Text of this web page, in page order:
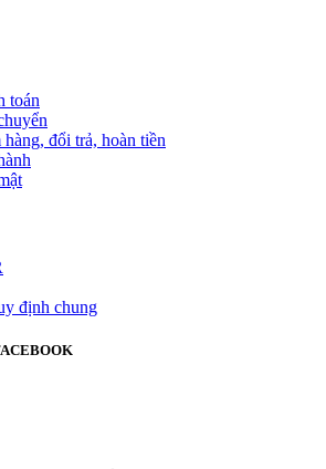
toán
đổi trả, hoàn tiền
định chung